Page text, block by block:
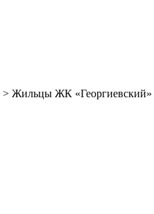
> Жильцы ЖК «Георгиевский»